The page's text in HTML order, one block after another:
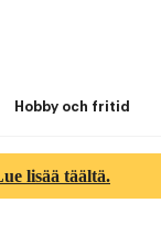
Hobby och fritid
lisää täältä.